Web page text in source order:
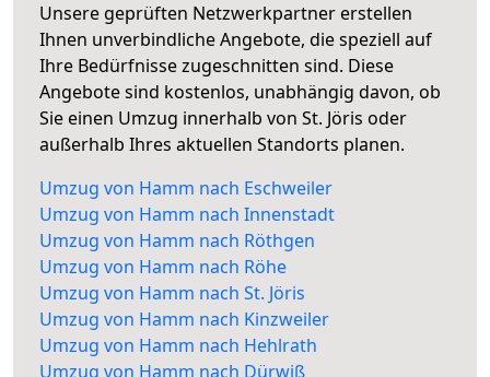
Unsere geprüften Netzwerkpartner erstellen
Ihnen unverbindliche Angebote, die speziell auf
Ihre Bedürfnisse zugeschnitten sind. Diese
Angebote sind kostenlos, unabhängig davon, ob
Sie einen Umzug innerhalb von St. Jöris oder
außerhalb Ihres aktuellen Standorts planen.
Umzug von Hamm nach Eschweiler
Umzug von Hamm nach Innenstadt
Umzug von Hamm nach Röthgen
Umzug von Hamm nach Röhe
Umzug von Hamm nach St. Jöris
Umzug von Hamm nach Kinzweiler
Umzug von Hamm nach Hehlrath
Umzug von Hamm nach Dürwiß